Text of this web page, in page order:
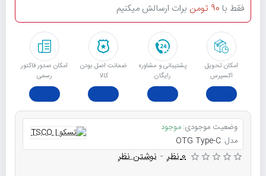
امکان تحویل
اکسپرس
پشتیبانی و مشاوره
رایگان
ﺿﻤﺎﻧﺖ اﺻﻞ ﺑﻮدن
ﮐﺎﻟﺎ
امکان صدور فاکتور
رسمی
فقط با 90 تومن برات ارسالش میکنیم
وضعیت موجودی:موجود
مدل: OTG Type-C
0 نظر - نوشتن نظر